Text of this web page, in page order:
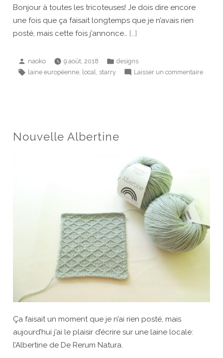
Bonjour à toutes les tricoteuses! Je dois dire encore
une fois que ça faisait longtemps que je n’avais rien
posté, mais cette fois j’annonce… […]
Publié
par
naoko 9 août, 2018
Publié
dans
designs
Étiquettes :
laine européenne local starry Laisser un commentairesur
Nouvelle Albertine
Ça faisait un moment que je n’ai rien posté, mais
aujourd’hui j’ai le plaisir d’écrire sur une laine locale:
l’Albertine de De Rerum Natura.